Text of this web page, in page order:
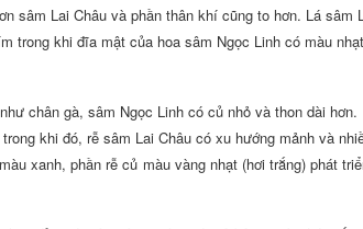
sâm Lai Châu và phần thân khí cũng to hơn. Lá sâm
trong khi đĩa mật của hoa sâm Ngọc Linh có màu
chân gà, sâm Ngọc Linh có củ nhỏ và thon dài hơn.
khi đó, rễ sâm Lai Châu có xu hướng mảnh và
xanh, phần rễ củ màu vàng nhạt (hơi trắng) phát